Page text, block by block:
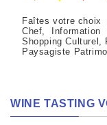
Faîtes votre choix
Chef, Information
Shopping Culturel,
Paysagiste
WINE TASTING